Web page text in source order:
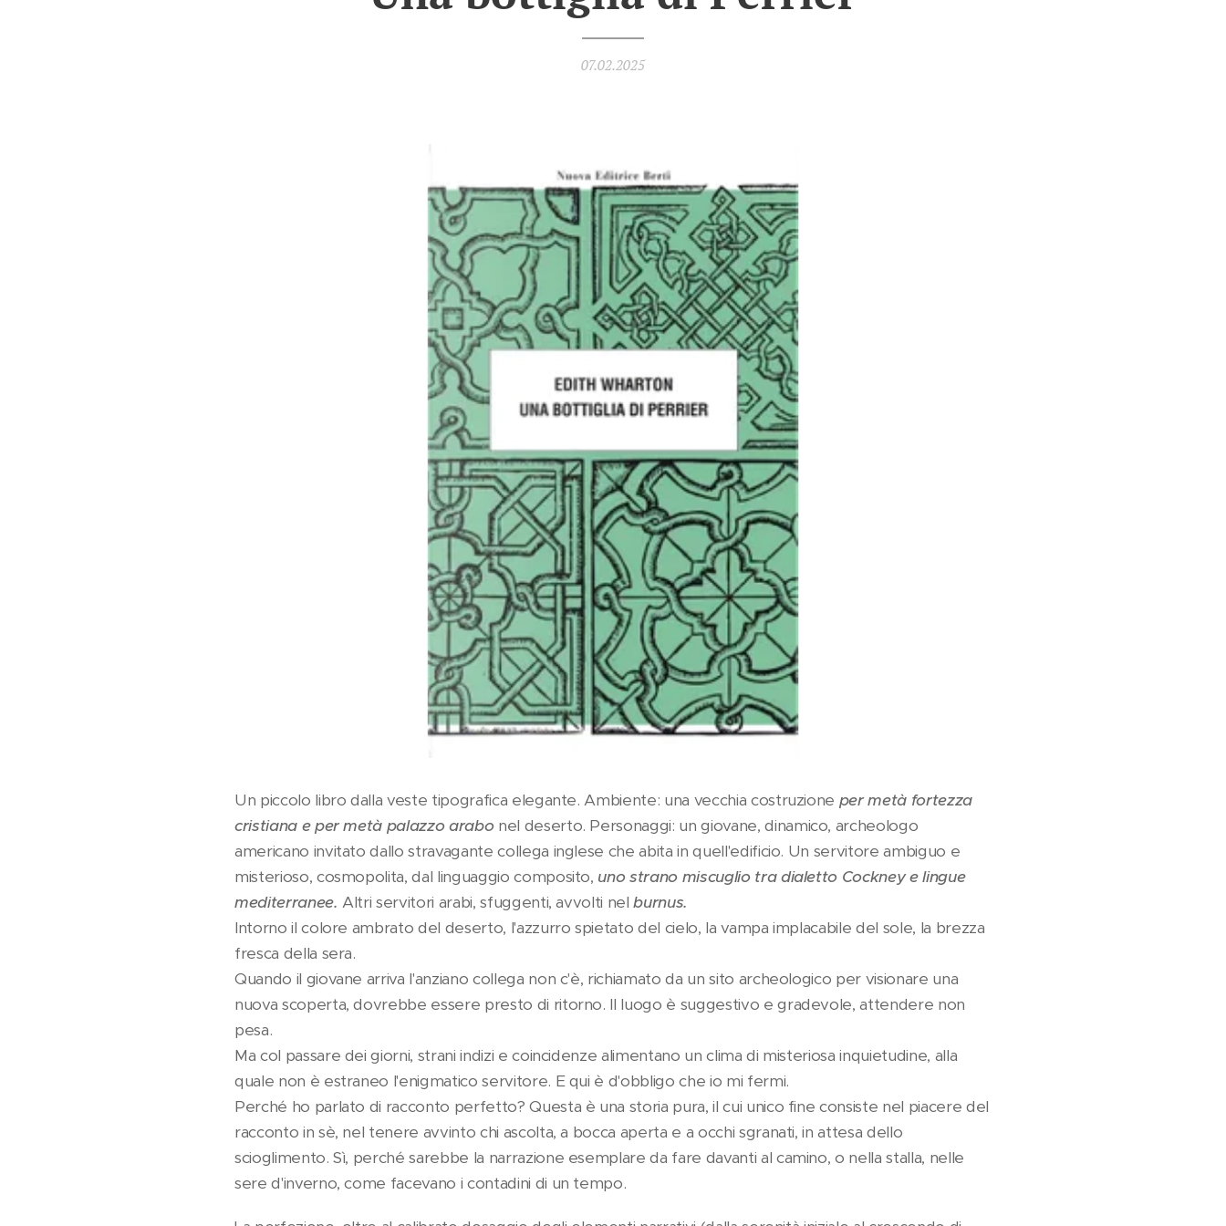
07.02.2025
Un piccolo libro dalla veste tipografica elegante. Ambiente: una vecchia costruzione per metà fortezza
cristiana e per metà palazzo arabo nel deserto. Personaggi: un giovane, dinamico, archeologo
americano invitato dallo stravagante collega inglese che abita in quell'edificio. Un servitore ambiguo e
misterioso, cosmopolita, dal linguaggio composito, uno strano miscuglio tra dialetto Cockney e lingue
mediterranee. Altri servitori arabi, sfuggenti, avvolti nelburnus.
Intorno il colore ambrato del deserto, l'azzurro spietato del cielo, la vampa implacabile del sole, la brezza
fresca della sera.
Quando il giovane arriva l'anziano collega non c'è, richiamato da un sito archeologico per visionare una
nuova scoperta, dovrebbe essere presto di ritorno. Il luogo è suggestivo e gradevole, attendere non
pesa.
Ma col passare dei giorni, strani indizi e coincidenze alimentano un clima di misteriosa inquietudine, alla
quale non è estraneo l'enigmatico servitore. E qui è d'obbligo che io mi fermi.
Perché ho parlato di racconto perfetto? Questa è una storia pura, il cui unico fine consiste nel piacere del
racconto in sè, nel tenere avvinto chi ascolta, a bocca aperta e a occhi sgranati, in attesa dello
scioglimento. Sì, perché sarebbe la narrazione esemplare da fare davanti al camino, o nella stalla, nelle
sere d'inverno, come facevano i contadini di un tempo.